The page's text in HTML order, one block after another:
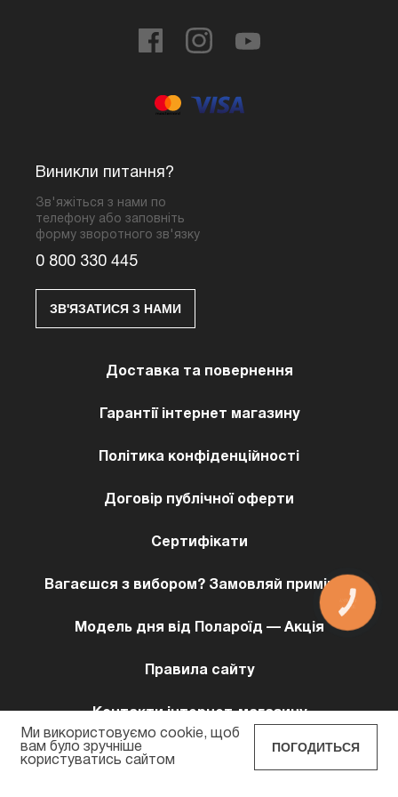
Виникли питання?
Зв'яжіться з нами по
телефону або заповніть
форму зворотного зв'язку
0 800 330 445
ЗВ'ЯЗАТИСЯ З НАМИ
Доставка та повернення
Гарантії інтернет магазину
Політика конфіденційності
Договір публічної оферти
Сертифікати
Вагаєшся з вибором? Замовляй примірку!
Модель дня від Полароїд — Акція
Правила сайту
Контакти інтернет-магазину
POLAROID EYEWEAR © 2026 Всi права захищенi
Ми використовуємо cookie, щоб
вам було зручніше
користуватись сайтом
ПОГОДИТЬСЯ
КНОПКА
ЗВ'ЯЗКУ